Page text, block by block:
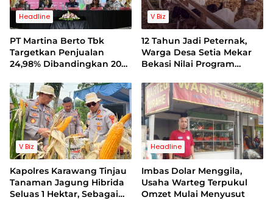
Headline
PT Martina Berto Tbk
Targetkan Penjualan
24,98% Dibandingkan 2025
Profitabilitas 2026
V Biz
12 Tahun Jadi Peternak,
Warga Desa Setia Mekar
Bekasi Nilai Program
Tertutup
V Biz
Kapolres Karawang Tinjau
Tanaman Jagung Hibrida
Seluas 1 Hektar, Sebagai
Headline
Imbas Dolar Menggila,
Usaha Warteg Terpukul
Omzet Mulai Menyusut